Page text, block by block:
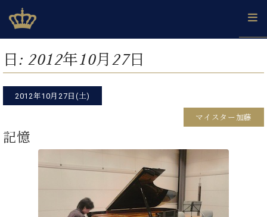
to
content
ベヒシュタインジャパン公式サイト
BECHSTEIN JAPAN Official Site
タ
ロ
グ
ベ
ヒ
ン
サ
示
ベ
ヒ
シ
イ
ド
イ
ツ
器
メ
ル
マ
員
シ
イ
企
業
情
採
日: 2012年10月27日
2012年10月27日(土)
マイスター加藤
記憶